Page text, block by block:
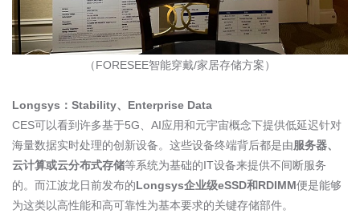
（FORESEE智能穿戴/家居存储方案）
Longsys ： Stability、 Enterprise Data
CES可以看到许多基于5G AI应用和元宇宙概念下提供低延迟针对
海量数据实时处理的创新设备。这些设备终端背后都是由服务器、
云计算或云分布式存储等系统为基础的IT设备来提供不间断服务
的。而江波龙日前发布的Longsys企业级eSSD和RDIMM便是能够
为这类以高性能和高可靠性为基本要求的关键存储部件。